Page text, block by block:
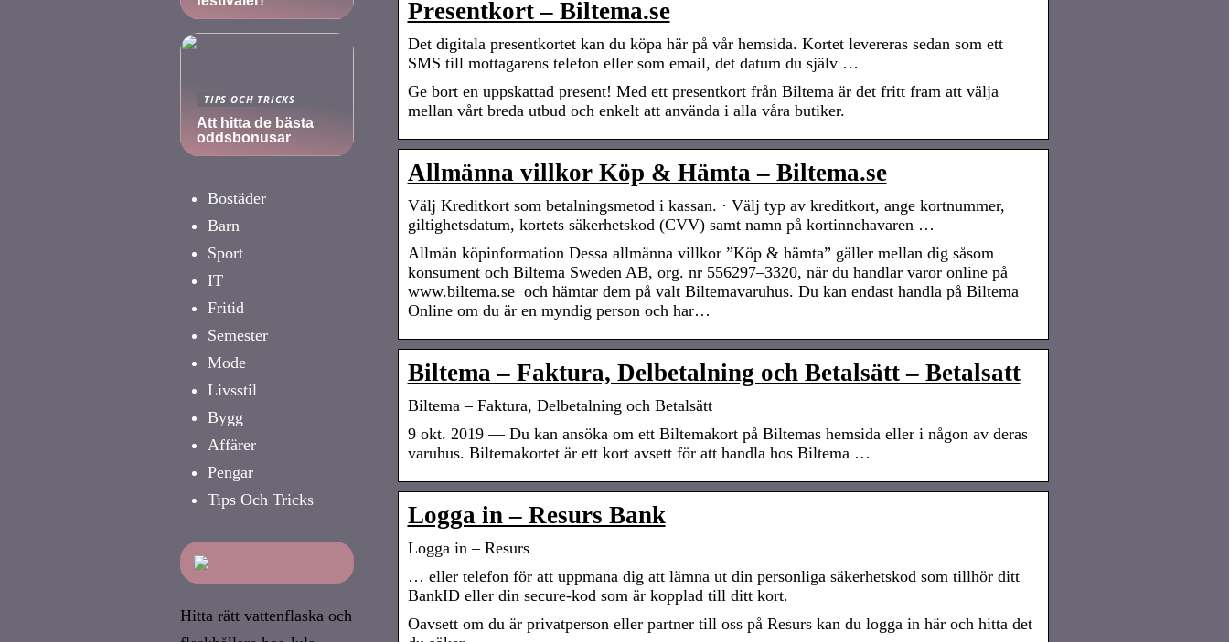
Presentkort – Biltema.se
Det digitala presentkortet kan du köpa här på vår hemsida. Kortet levereras sedan som ett
SMS till mottagarens telefon eller som email, det datum du själv …
Ge bort en uppskattad present! Med ett presentkort från Biltema är det fritt fram att välja
mellan vårt breda utbud och enkelt att använda i alla våra butiker.
Allmänna villkor Köp & Hämta – Biltema.se
Välj Kreditkort som betalningsmetod i kassan. · Välj typ av kreditkort, ange kortnummer,
giltighetsdatum, kortets säkerhetskod (CVV) samt namn på kortinnehavaren …
Allmän köpinformation Dessa allmänna villkor ”Köp & hämta” gäller mellan dig såsom
konsument och Biltema Sweden AB, org. nr 556297–3320, när du handlar varor online på
www.biltema.se och hämtar dem på valt Biltemavaruhus. Du kan endast handla på Biltema
Online om du är en myndig person och har…
Biltema – Faktura, Delbetalning och Betalsätt – Betalsatt
Biltema – Faktura, Delbetalning och Betalsätt
9 okt. 2019 — Du kan ansöka om ett Biltemakort på Biltemas hemsida eller i någon av deras
varuhus. Biltemakortet är ett kort avsett för att handla hos Biltema …
Logga in – Resurs Bank
Logga in – Resurs
… eller telefon för att uppmana dig att lämna ut din personliga säkerhetskod som tillhör ditt
BankID eller din secure-kod som är kopplad till ditt kort.
Oavsett om du är privatperson eller partner till oss på Resurs kan du logga in här och hitta det
TIPS OCH TRICKS
Att hitta de bästa
oddsbonusar
Bostäder
Barn
Sport
IT
Fritid
Semester
Mode
Livsstil
Bygg
Affärer
Pengar
Tips Och Tricks
Hitta rätt vattenflaska och